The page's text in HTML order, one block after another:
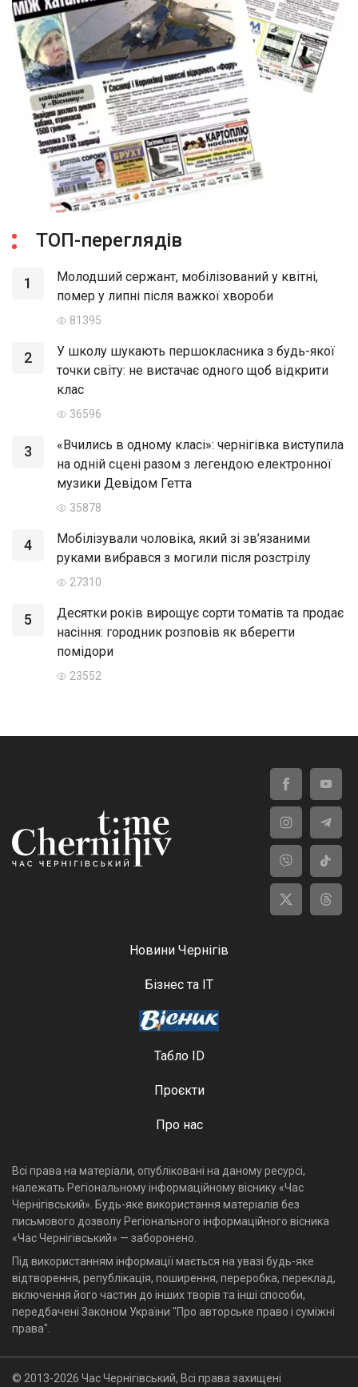
ТОП-переглядів
1
Молодший сержант, мобілізований у квітні,
помер у липні після важкої хвороби
81395
2
У школу шукають першокласника з будь-якої
точки світу: не вистачає одного щоб відкрити
клас
36596
3
«Вчились в одному класі»: чернігівка виступила
на одній сцені разом з легендою електронної
музики Девідом Гетта
35878
4
Мобілізували чоловіка, який зі зв’язаними
руками вибрався з могили після розстрілу
27310
5
Десятки років вирощує сорти томатів та продає
насіння: городник розповів як вберегти
помідори
23552
Новини Чернігів
Бізнес та ІТ
Табло ID
Проєкти
Про нас
Всі права на матеріали, опубліковані на даному ресурсі,
належать Регіональному інформаційному віснику «Час
Чернігівський». Будь-яке використання матеріалів без
письмового дозволу Регіонального інформаційного вісника
«Час Чернігівський» — заборонено.
Під використанням інформації мається на увазі будь-яке
відтворення, републікація, поширення, переробка, переклад,
включення його частин до інших творів та інші способи,
передбачені Законом України "Про авторське право і суміжні
права".
© 2013-2026 Час Чернігівський, Всі права захищені